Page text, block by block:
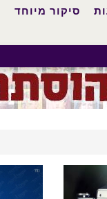
סיקור מיוחד